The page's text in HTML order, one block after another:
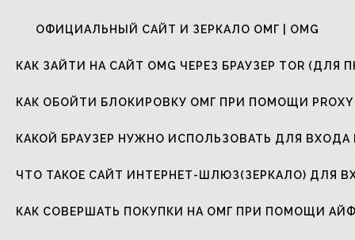
ОФИЦИАЛЬНЫЙ САЙТ И ЗЕРКАЛО ОМГ | OMG
КАК ЗАЙТИ НА САЙТ OMG ЧЕРЕЗ БРАУЗЕР TOR (ДЛЯ
КАК ОБОЙТИ БЛОКИРОВКУ ОМГ ПРИ ПОМОЩИ PROXY
КАКОЙ БРАУЗЕР НУЖНО ИСПОЛЬЗОВАТЬ ДЛЯ ВХОДА
ЧТО ТАКОЕ САЙТ ИНТЕРНЕТ-ШЛЮЗ(ЗЕРКАЛО) ДЛЯ
КАК СОВЕРШАТЬ ПОКУПКИ НА ОМГ ПРИ ПОМОЩИ